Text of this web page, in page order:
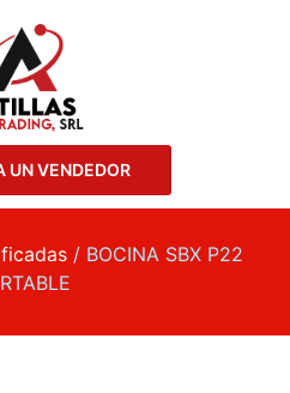
UN VENDEDOR
/ BOCINA SBX P22